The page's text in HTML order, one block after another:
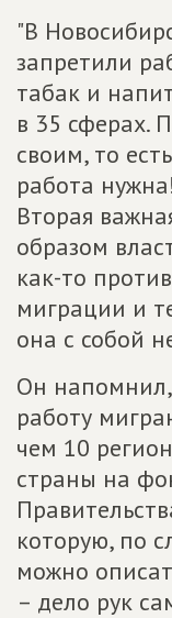
"В
запретили
табак и
в 35 сферах.
своим, то
работа
Вторая
образом
как-то
миграции и
она с собой
Он напомнил,
работу
чем 10
страны на
которую, по
можно
– дело рук